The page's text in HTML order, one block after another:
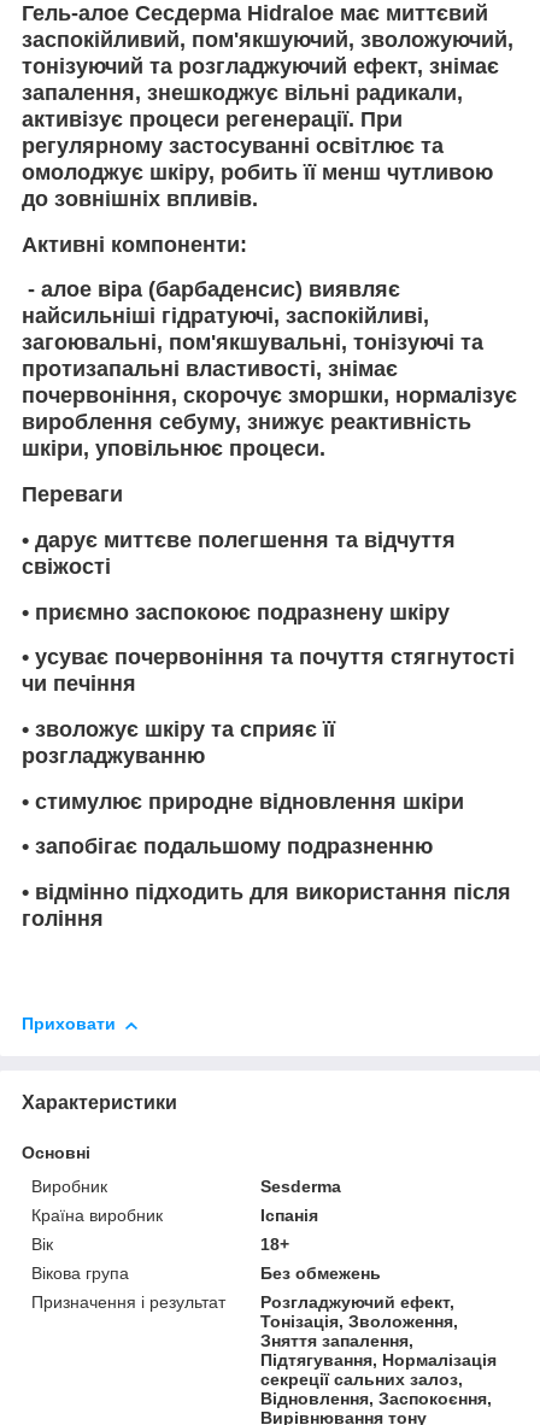
Гель-алое Сесдерма Hidraloe має миттєвий
заспокійливий, пом'якшуючий, зволожуючий,
тонізуючий та розгладжуючий ефект, знімає
запалення, знешкоджує вільні радикали,
активізує процеси регенерації. При
регулярному застосуванні освітлює та
омолоджує шкіру, робить її менш чутливою
до зовнішніх впливів.
Активні компоненти:
- алое віра (барбаденсис) виявляє
найсильніші гідратуючі, заспокійливі,
загоювальні, пом'якшувальні, тонізуючі та
протизапальні властивості, знімає
почервоніння, скорочує зморшки, нормалізує
вироблення себуму, знижує реактивність
шкіри, уповільнює процеси.
Переваги
• дарує миттєве полегшення та відчуття
свіжості
• приємно заспокоює подразнену шкіру
• усуває почервоніння та почуття стягнутості
чи печіння
• зволожує шкіру та сприяє її
розгладжуванню
• стимулює природне відновлення шкіри
• запобігає подальшому подразненню
• відмінно підходить для використання після
гоління
Приховати
Характеристики
Основні
Виробник
Sesderma
Країна виробник
Іспанія
Вік
18+
Вікова група
Без обмежень
Призначення і результат
Розгладжуючий ефект,
Тонізація, Зволоження,
Зняття запалення,
Підтягування, Нормалізація
секреції сальних залоз,
Відновлення, Заспокоєння,
Вирівнювання тону